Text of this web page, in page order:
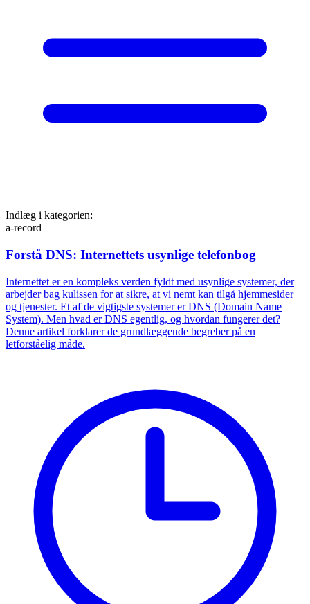
Indlæg i kategorien:
a-record
Forstå DNS: Internettets usynlige telefonbog
Internettet er en kompleks verden fyldt med usynlige systemer, der
arbejder bag kulissen for at sikre, at vi nemt kan tilgå hjemmesider
og tjenester. Et af de vigtigste systemer er DNS (Domain Name
System). Men hvad er DNS egentlig, og hvordan fungerer det?
Denne artikel forklarer de grundlæggende begreber på en
letforståelig måde.